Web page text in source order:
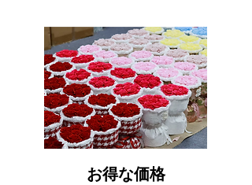
お得な価格